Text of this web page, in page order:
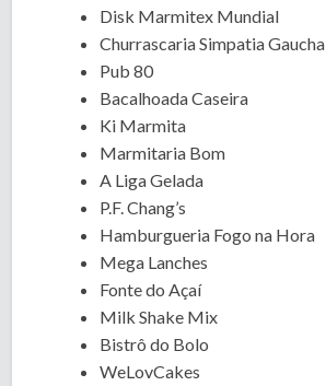
Disk Marmitex Mundial
Churrascaria Simpatia Gaucha
Pub 80
Bacalhoada Caseira
Ki Marmita
Marmitaria Bom
A Liga Gelada
P.F. Chang’s
Hamburgueria Fogo na Hora
Mega Lanches
Fonte do Açaí
Milk Shake Mix
Bistrô do Bolo
WeLovCakes